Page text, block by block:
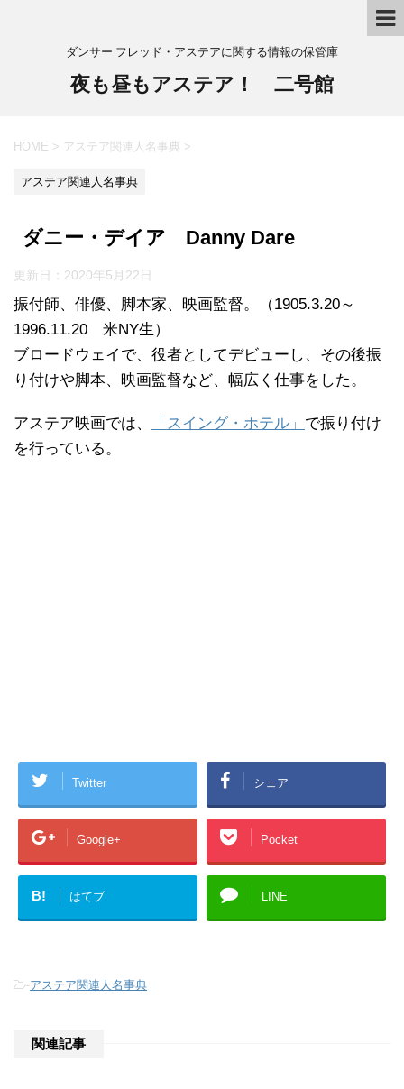
ダンサー フレッド・アステアに関する情報の保管庫
夜も昼もアステア！ 二号館
HOME > アステア関連人名事典 >
アステア関連人名事典
ダニー・デイア Danny Dare
更新日： 2020年5月22日
振付師、俳優、脚本家、映画監督。（1905.3.20～
1996.11.20 米NY生）
ブロードウェイで、役者としてデビューし、その後振
り付けや脚本、映画監督など、幅広く仕事をした。
アステア映画では、 「スイング・ホテル」 で振り付け
を行っている。
Twitter シェア
Google+ Pocket
B! はてブ LINE
-アステア関連人名事典
関連記事